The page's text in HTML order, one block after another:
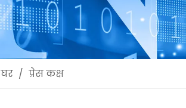
घर / प्रेस कक्ष